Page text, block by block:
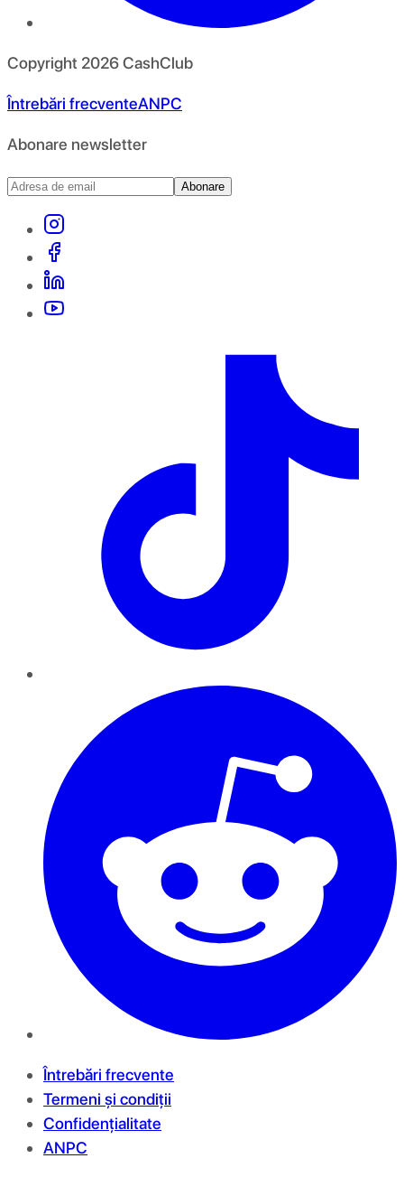
Copyright 2026CashClub
Întrebări frecventeANPC
Abonare newsletter
Abonare
Întrebări frecvente
Termeni și condiții
Confidențialitate
ANPC